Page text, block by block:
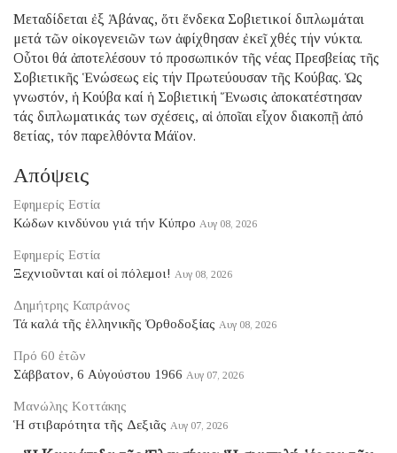
Μεταδίδεται ἐξ Ἁβάνας, ὅτι ἕνδεκα Σοβιετικοί διπλωμάται
μετά τῶν οἰκογενειῶν των ἀφίχθησαν ἐκεῖ χθές τήν νύκτα.
Οὗτοι θά ἀποτελέσουν τό προσωπικόν τῆς νέας Πρεσβείας τῆς
Σοβιετικῆς Ἑνώσεως εἰς τήν Πρωτεύουσαν τῆς Κούβας. Ὡς
γνωστόν, ἡ Κούβα καί ἡ Σοβιετική Ἕνωσις ἀποκατέστησαν
τάς διπλωματικάς των σχέσεις, αἱ ὁποῖαι εἶχον διακοπῇ ἀπό
8ετίας, τόν παρελθόντα Μάϊον.
Απόψεις
Εφημερίς Εστία
Κώδων κινδύνου γιά τήν Κύπρο Αυγ 08, 2026
Εφημερίς Εστία
Ξεχνιοῦνται καί οἱ πόλεμοι! Αυγ 08, 2026
Δημήτρης Καπράνος
Τά καλά τῆς ἑλληνικῆς Ὀρθοδοξίας Αυγ 08, 2026
Πρό 60 ἐτῶν
Σάββατον, 6 Αὐγούστου 1966 Αυγ 07, 2026
Μανώλης Κοττάκης
Ἡ στιβαρότητα τῆς Δεξιᾶς Αυγ 07, 2026